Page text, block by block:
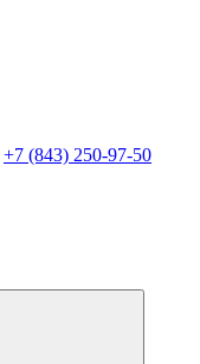
+7 (843) 250-97-50